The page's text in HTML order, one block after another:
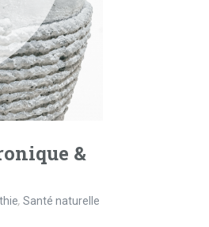
&
, Santé naturelle